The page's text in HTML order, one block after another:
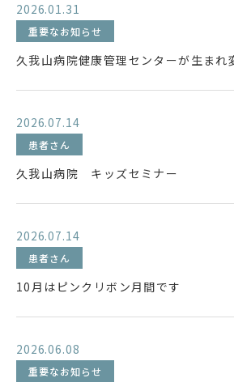
2026.01.31
重要なお知らせ
久我山病院健康管理センターが生まれ
2026.07.14
患者さん
久我山病院 キッズセミナー
2026.07.14
患者さん
10月はピンクリボン月間です
2026.06.08
重要なお知らせ